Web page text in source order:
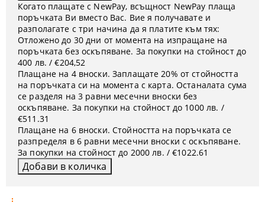
Когато плащате с NewPay, всъщност NewPay плаща
поръчката Ви вместо Вас. Вие я получавате и
разполагате с три начина да я платите към тях:
Отложено до 30 дни от момента на изпращане на
поръчката без оскъпяване. За покупки на стойност до
400 лв. / €204,52
Плащане на 4 вноски. Заплащате 20% от стойността
на поръчката си на момента с карта. Останалата сума
се разделя на 3 равни месечни вноски без
оскъпяване. За покупки на стойност до 1000 лв. /
€511.31
Плащане на 6 вноски. Стойността на поръчката се
разпределя в 6 равни месечни вноски с оскъпяване.
За покупки на стойност до 2000 лв. / €1022.61